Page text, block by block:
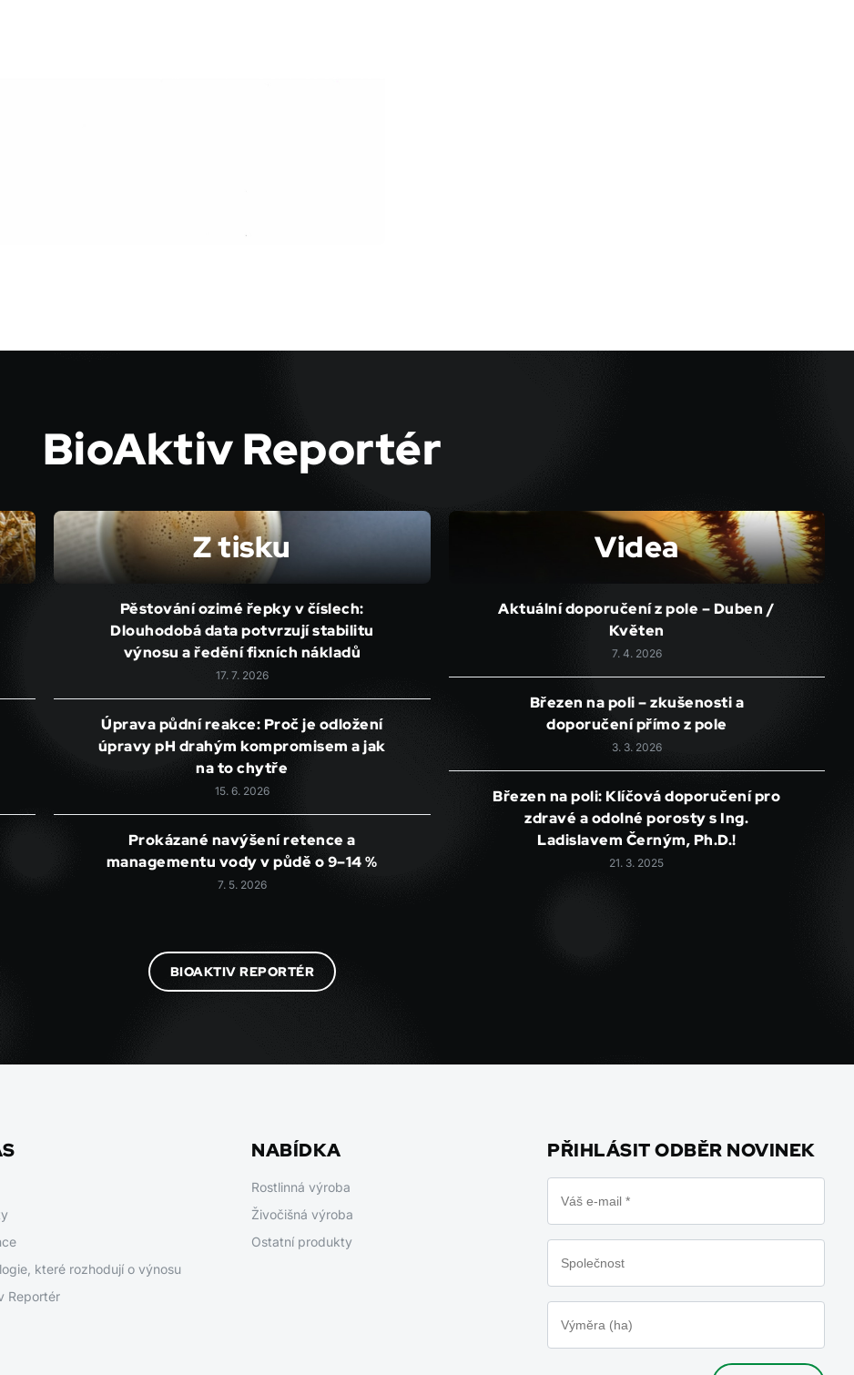
BioAktiv Reportér
Z tisku
Pěstování ozimé řepky v číslech:
Dlouhodobá data potvrzují stabilitu
výnosu a ředění fixních nákladů
17. 7. 2026
Úprava půdní reakce: Proč je odložení
úpravy pH drahým kompromisem a jak
na to chytře
15. 6. 2026
Prokázané navýšení retence a
managementu vody v půdě o 9–14 %
7. 5. 2026
Videa
Aktuální doporučení z pole – Duben /
Květen
7. 4. 2026
Březen na poli – zkušenosti a
doporučení přímo z pole
3. 3. 2026
Březen na poli: Klíčová doporučení pro
zdravé a odolné porosty s Ing.
Ladislavem Černým, Ph.D.!
21. 3. 2025
BIOAKTIV REPORTÉR
které rozhodují o výnosu
Reportér
NABÍDKA
Rostlinná výroba
Živočišná výroba
Ostatní produkty
PŘIHLÁSIT ODBĚR NOVINEK